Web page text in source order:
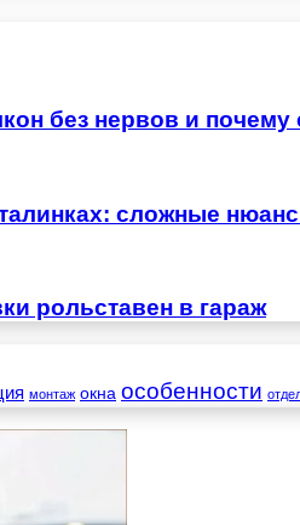
без нервов и
сложные
рольставен в гараж
монтаж окна особенности